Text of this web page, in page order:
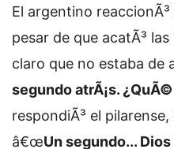
El argentino
pesar de que acatÃ³
claro que no estaba de
segundo atrÃ¡s.
respondiÃ³ el
â€œUn segundo...